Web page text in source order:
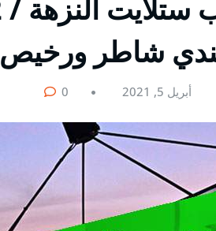
شاطر ورخيص
أبريل 5, 2021 0